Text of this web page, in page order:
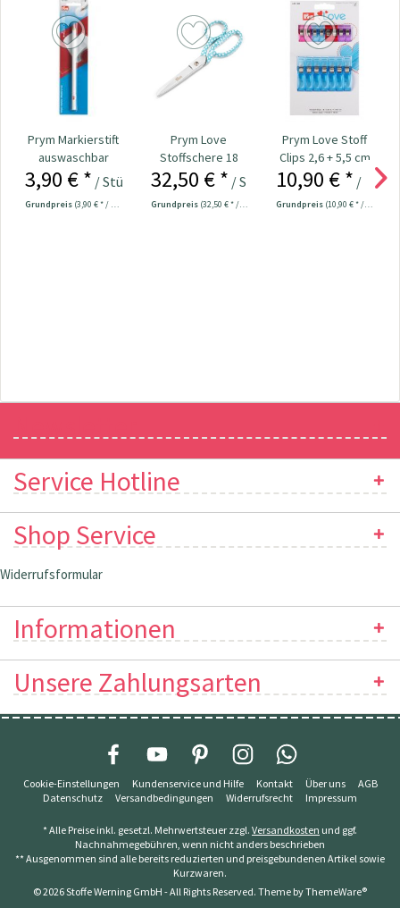
Prym Markierstift
auswaschbar
weiß Nr. 611802
3,90 € * / Stück
Grundpreis (3,90 € * / 1 Stück)
Prym Love
Stoffschere 18
cm Nr. 610540
32,50 € * / Stück
Grundpreis (32,50 € * / 1 Stück)
Prym Love Stoff
Clips 2,6 + 5,5 cm
Nr. 610182
10,90 € * / Stück
Grundpreis (10,90 € * / 1 Stück)
Service Hotline
Shop Service
Widerrufsformular
Informationen
Unsere Zahlungsarten
Cookie-Einstellungen Kundenservice und Hilfe Kontakt Über uns
AGB
Datenschutz
Versandbedingungen Widerrufsrecht Impressum
* Alle Preise inkl. gesetzl. Mehrwertsteuer zzgl. Versandkosten und ggf.
Nachnahmegebühren, wenn nicht anders beschrieben
** Ausgenommen sind alle bereits reduzierten und preisgebundenen Artikel sowie
Kurzwaren.
© 2026 Stoffe Werning GmbH - All Rights Reserved. Theme byThemeWare®